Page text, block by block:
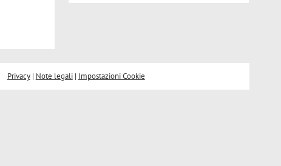
Privacy| Note legali| Impostazioni Cookie